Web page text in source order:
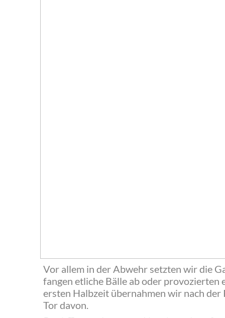
Vor allem in der Abwehr setzten wir die
fangen etliche Bälle ab oder provozierten
ersten Halbzeit übernahmen wir nach
Tor davon.